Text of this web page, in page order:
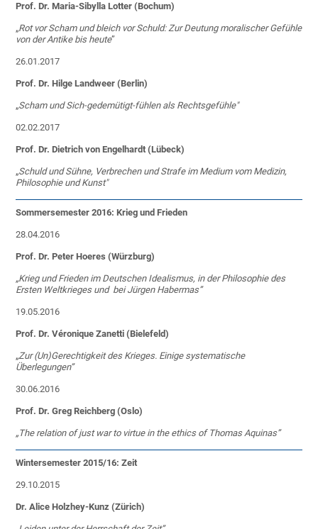
Prof. Dr. Maria-Sibylla Lotter (Bochum)
„Rot vor Scham und bleich vor Schuld: Zur Deutung moralischer Gefühle
von der Antike bis heute”
26.01.2017
Prof. Dr. Hilge Landweer (Berlin)
„Scham und Sich-gedemütigt-fühlen als Rechtsgefühle"
02.02.2017
Prof. Dr. Dietrich von Engelhardt (Lübeck)
„Schuld und Sühne, Verbrechen und Strafe im Medium vom Medizin,
Philosophie und Kunst"
Sommersemester 2016: Krieg und Frieden
28.04.2016
Prof. Dr. Peter Hoeres (Würzburg)
„Krieg und Frieden im Deutschen Idealismus, in der Philosophie des
Ersten Weltkrieges und bei Jürgen Habermas”
19.05.2016
Prof. Dr. Véronique Zanetti (Bielefeld)
„Zur (Un)Gerechtigkeit des Krieges. Einige systematische
Überlegungen”
30.06.2016
Prof. Dr. Greg Reichberg (Oslo)
„The relation of just war to virtue in the ethics of Thomas Aquinas”
Wintersemester 2015/16: Zeit
29.10.2015
Dr. Alice Holzhey-Kunz (Zürich)